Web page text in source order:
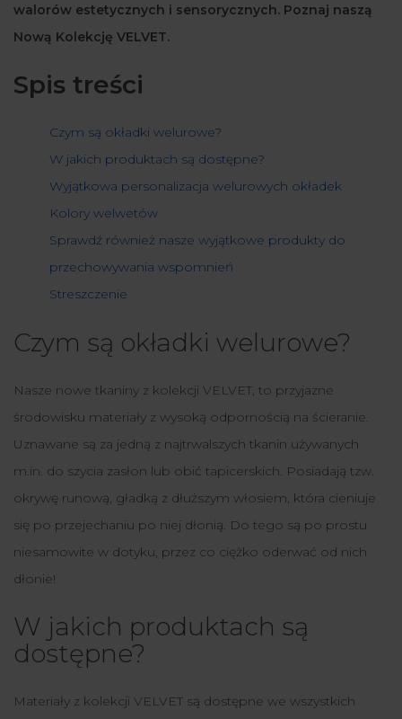
walorów estetycznych i sensorycznych. Poznaj naszą
Nową Kolekcję VELVET.
Spis treści
Czym są okładki welurowe?
W jakich produktach są dostępne?
Wyjątkowa personalizacja welurowych okładek
Kolory welwetów
Sprawdź również nasze wyjątkowe produkty do
przechowywania wspomnień
Streszczenie
Czym są okładki welurowe?
Nasze nowe tkaniny z kolekcji VELVET, to przyjazne
środowisku materiały z wysoką odpornością na ścieranie.
Uznawane są za jedną z najtrwalszych tkanin używanych
m.in. do szycia zasłon lub obić tapicerskich. Posiadają tzw.
okrywę runową, gładką z dłuższym włosiem, która cieniuje
się po przejechaniu po niej dłonią. Do tego są po prostu
niesamowite w dotyku, przez co ciężko oderwać od nich
dłonie!
W jakich produktach są
dostępne?
Materiały z kolekcji VELVET są dostępne we wszystkich